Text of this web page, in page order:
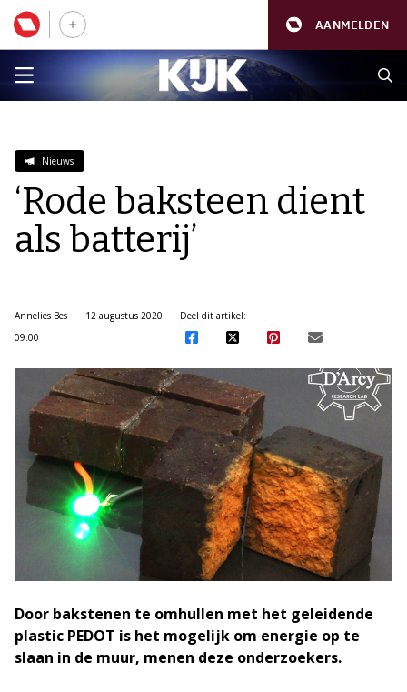
AANMELDEN
Nieuws
‘Rode baksteen dient
als batterij’
Annelies Bes
12 augustus 2020
09:00
Deel dit artikel:
Door bakstenen te omhullen met het geleidende
plastic PEDOT is het mogelijk om energie op te
slaan in de muur, menen deze onderzoekers.